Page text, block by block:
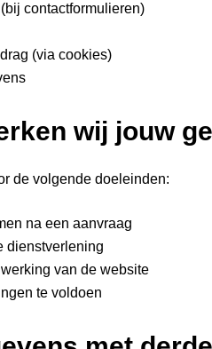
contactformulieren)
(via cookies)
wij jouw
de volgende doeleinden:
na een aanvraag
dienstverlening
van de website
te voldoen